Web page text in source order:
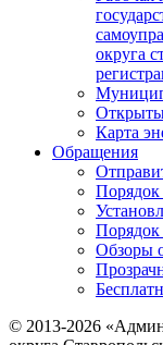
округа
Карта
Обращения
Порядок
Порядок
Обзоры
© 2013-2026